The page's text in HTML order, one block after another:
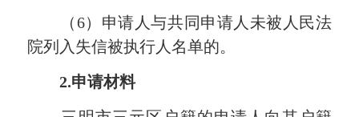
（6）申请人与共同申请人未被人民法
院列入失信被执行人名单的。
2.申请材料